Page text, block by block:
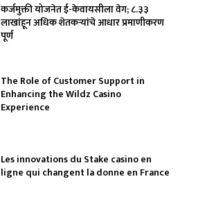
कर्जमुक्ती योजनेत ई-केवायसीला वेग; ८.३३
लाखांहून अधिक शेतकऱ्यांचे आधार प्रमाणीकरण
पूर्ण
The Role of Customer Support in
Enhancing the Wildz Casino
Experience
Les innovations du Stake casino en
ligne qui changent la donne en France